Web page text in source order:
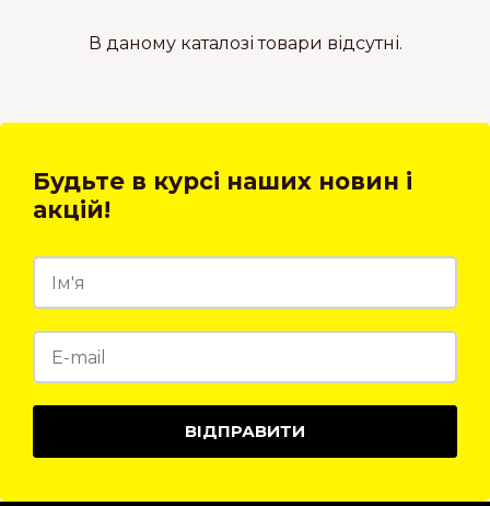
В даному каталозі товари відсутні.
Будьте в курсі наших новин і
акцій!
ВІДПРАВИТИ